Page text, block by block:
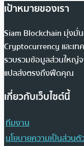
เป้าหมายของเรา
Siam Blockchain มุ่งมั่
Cryptocurrency และเท
รวบรวมข้อมูลส่วนใหญ่จ
แปลส่งตรงถึงฟีดคุณ
เกี่ยวกับเว็บไซต์นี้
ทีมงาน
นโยบายความเป็นส่วนตั